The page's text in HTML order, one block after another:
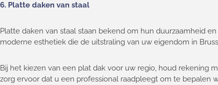
6. Platte daken van staal
Platte daken van staal staan bekend om hun duurzaamheid
moderne esthetiek die de uitstraling van uw eigendom in
Bij het kiezen van een plat dak voor uw regio, houd rekening
zorg ervoor dat u een professional raadpleegt om te bepalen